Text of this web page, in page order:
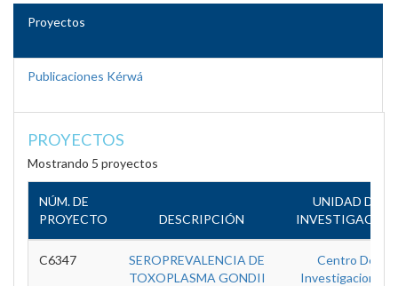
Proyectos
Publicaciones Kérwá
PROYECTOS
Mostrando 5 proyectos
NÚM. DE
PROYECTO
DESCRIPCIÓN
UNIDAD DE
INVESTIGACIÓN
C6347
SEROPREVALENCIA DE
TOXOPLASMA GONDII
Centro De
Investigacion En